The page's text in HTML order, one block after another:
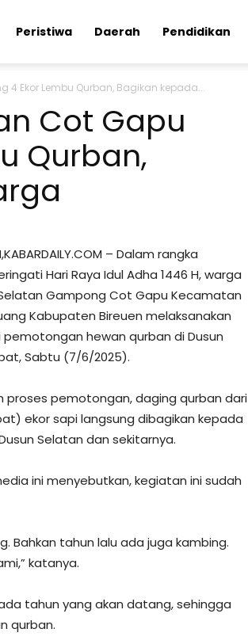
Peristiwa Daerah Pendidikan
4 Ekor Lembu Qurban, Bagikan kepada...
Cot Gapu
Qurban,
– Dalam rangka
Hari Raya Idul Adha 1446 H, warga
Gampong Cot Gapu Kecamatan
Kabupaten Bireuen melaksanakan
pemotongan hewan qurban di Dusun
Sabtu (7/6/2025).
proses pemotongan, daging qurban dari
ekor sapi langsung dibagikan kepada
Selatan dan sekitarnya.
ini menyebutkan, kegiatan ini sudah
Bahkan tahun lalu ada juga kambing.
katanya.
tahun yang akan datang, sehingga
qurban.